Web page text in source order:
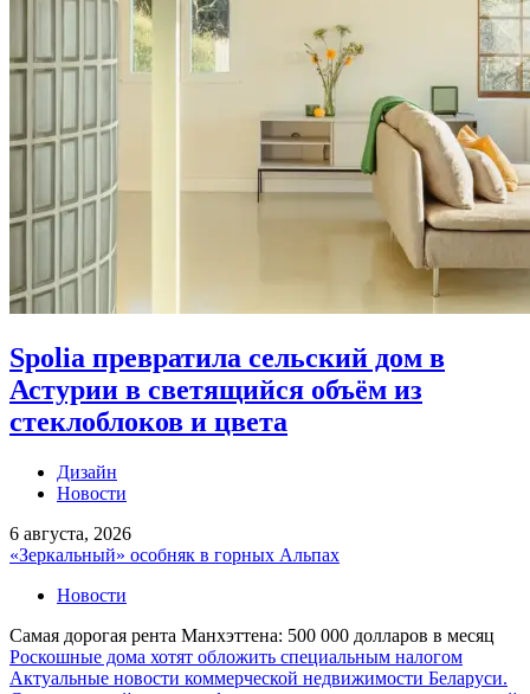
Spolia превратила сельский дом в
Астурии в светящийся объём из
стеклоблоков и цвета
Дизайн
Новости
6 августа, 2026
«Зеркальный» особняк в горных Альпах
Новости
Cамая дорогая рента Манхэттена: 500 000 долларов в месяц
Роскошные дома хотят обложить специальным налогом
Актуальные новости коммерческой недвижимости Беларуси.